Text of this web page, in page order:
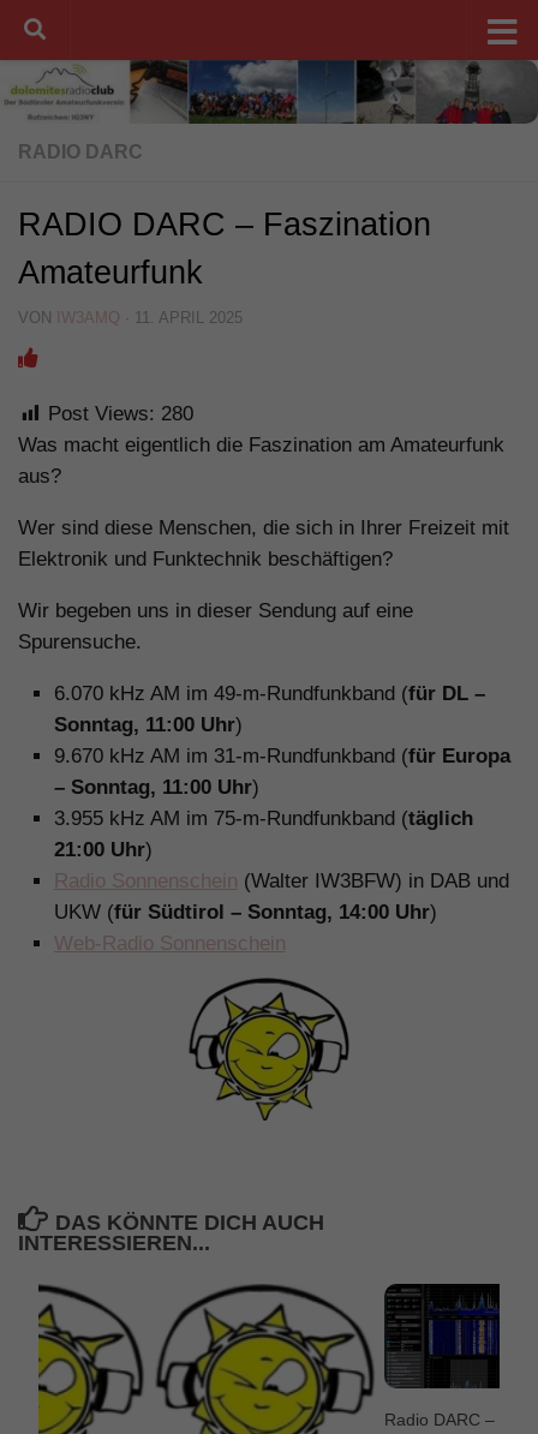
Unter dem Inhalt
RADIO DARC
RADIO DARC – Faszination
Amateurfunk
VON IW3AMQ · 11. APRIL 2025
Post Views: 280
Was macht eigentlich die Faszination am Amateurfunk
aus?
Wer sind diese Menschen, die sich in Ihrer Freizeit mit
Elektronik und Funktechnik beschäftigen?
Wir begeben uns in dieser Sendung auf eine
Spurensuche.
6.070 kHz AM im 49-m-Rundfunkband (für DL –
Sonntag, 11:00 Uhr)
9.670 kHz AM im 31-m-Rundfunkband (für Europa
– Sonntag, 11:00 Uhr)
3.955 kHz AM im 75-m-Rundfunkband (täglich
21:00 Uhr)
Radio Sonnenschein (Walter IW3BFW) in DAB und
UKW (für Südtirol – Sonntag, 14:00 Uhr)
Web-Radio Sonnenschein
DAS KÖNNTE DICH AUCH
INTERESSIEREN...
Radio DARC –